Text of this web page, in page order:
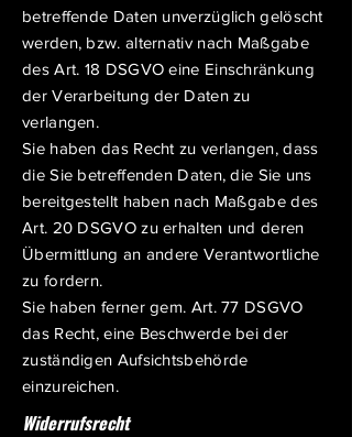
betreffende Daten unverzüglich gelöscht
werden, bzw. alternativ nach Maßgabe
des Art. 18 DSGVO eine Einschränkung
der Verarbeitung der Daten zu
verlangen.
Sie haben das Recht zu verlangen, dass
die Sie betreffenden Daten, die Sie uns
bereitgestellt haben nach Maßgabe des
Art. 20 DSGVO zu erhalten und deren
Übermittlung an andere Verantwortliche
zu fordern.
Sie haben ferner gem. Art. 77 DSGVO
das Recht, eine Beschwerde bei der
zuständigen Aufsichtsbehörde
einzureichen.
Widerrufsrecht